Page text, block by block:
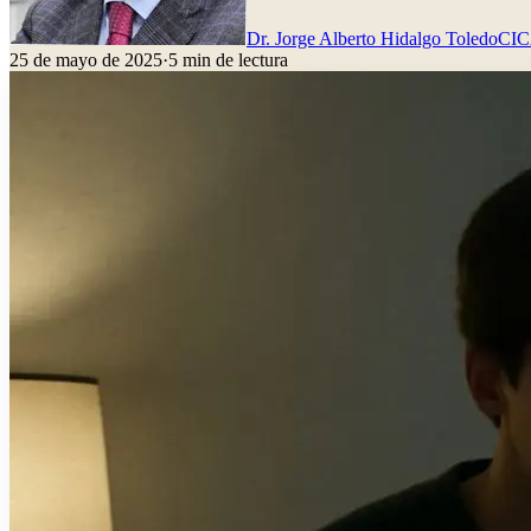
Dr. Jorge Alberto Hidalgo Toledo
25 de mayo de 2025·5 min de lectura